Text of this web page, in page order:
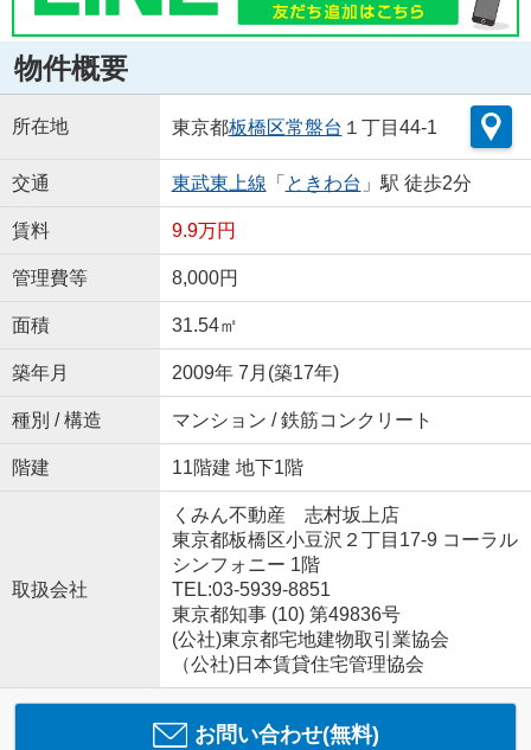
物件概要
所在地 東京都板橋区常盤台 １丁目44-1
交通 東武東上線 「 ときわ台 」駅 徒歩2分
賃料 9.9万円
管理費等 8,000円
面積 31.54㎡
築年月 2009年 7月(築17年)
種別 / 構造 マンション / 鉄筋コンクリート
階建 11階建 地下1階
取扱会社
くみん不動産 志村坂上店
東京都板橋区小豆沢２丁目17-9 コーラル
シンフォニー 1階
TEL:03-5939-8851
東京都知事 (10) 第49836号
(公社)東京都宅地建物取引業協会
（公社)日本賃貸住宅管理協会
お問い合わせ(無料)